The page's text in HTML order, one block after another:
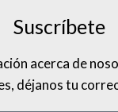
Suscríbete
acerca de
déjanos tu